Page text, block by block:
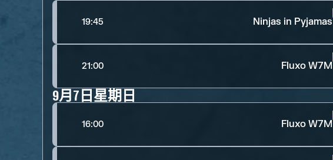
19:45 Ninjas in Pyjamas
21:00 Fluxo W7M
9月7日星期日
16:00 Fluxo W7M